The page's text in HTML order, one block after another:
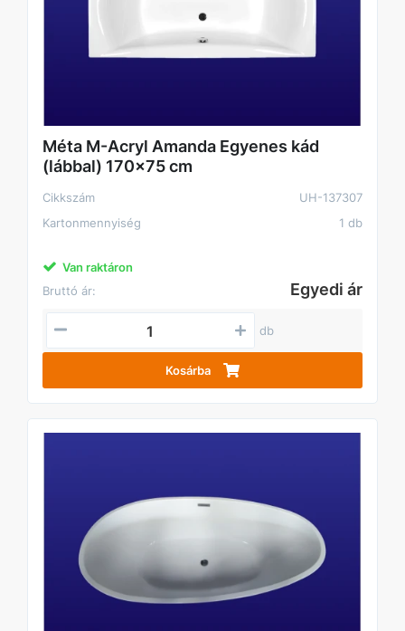
Méta M-Acryl Amanda Egyenes kád
(lábbal) 170x75 cm
Cikkszám
UH-137307
Kartonmennyiség
1 db
Van raktáron
Bruttó ár:
Egyedi ár
db
Kosárba